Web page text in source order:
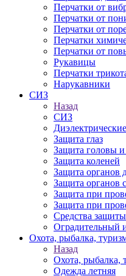
Перчатки от
Перчатки от
Перчатки от
Перчатки
Перчатки от
Рукавицы
Перчатки
Нарукавники
СИЗ
Назад
СИЗ
Защита глаз
Защита головы
Защита коленей
Защита органов
Защита органов
Защита при
Защита при
Средства
Оградительный
Охота, рыбалка,
Назад
Охота, рыбалка,
Одежда летняя